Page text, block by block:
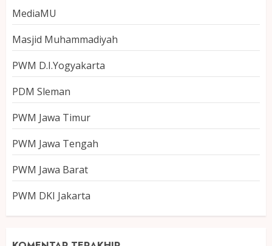
MediaMU
Masjid Muhammadiyah
PWM D.I.Yogyakarta
PDM Sleman
PWM Jawa Timur
PWM Jawa Tengah
PWM Jawa Barat
PWM DKI Jakarta